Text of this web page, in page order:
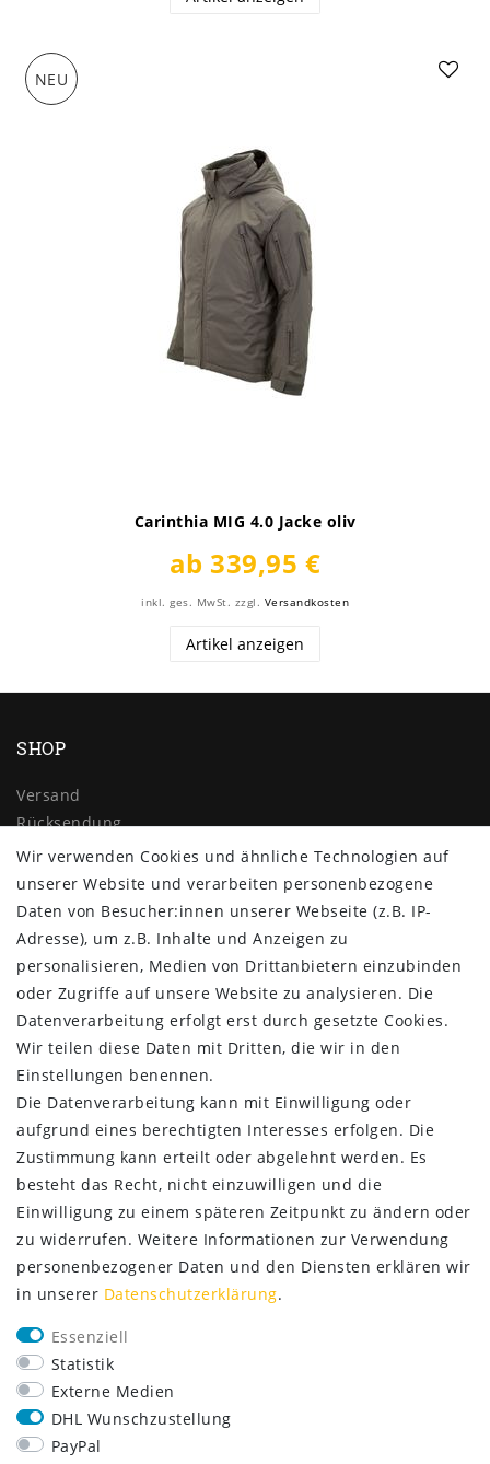
NEU
Carinthia MIG 4.0 Jacke oliv
ab 339,95 €
inkl. ges. MwSt. zzgl. Versandkosten
Artikel anzeigen
SHOP
Versand
Rücksendung
Widerrufs­recht
Impressum
Daten­schutz­erklärung
AGB
Kontakt
ZAHLUNG & VERSAND
SERVICE
Lieferung nur 2,95 €
Rücksendung kostenfrei
14 Tage Rückgaberecht
Kurze Lieferzeit
Wir verwenden Cookies und ähnliche Technologien auf
unserer Website und verarbeiten personenbezogene
Daten von Besucher:innen unserer Webseite (z.B. IP-
Adresse), um z.B. Inhalte und Anzeigen zu
personalisieren, Medien von Drittanbietern einzubinden
oder Zugriffe auf unsere Website zu analysieren. Die
Datenverarbeitung erfolgt erst durch gesetzte Cookies.
Wir teilen diese Daten mit Dritten, die wir in den
Einstellungen benennen.
Die Datenverarbeitung kann mit Einwilligung oder
aufgrund eines berechtigten Interesses erfolgen. Die
Zustimmung kann erteilt oder abgelehnt werden. Es
besteht das Recht, nicht einzuwilligen und die
Einwilligung zu einem späteren Zeitpunkt zu ändern oder
zu widerrufen. Weitere Informationen zur Verwendung
personenbezogener Daten und den Diensten erklären wir
in unserer Daten­schutz­erklärung.
Essenziell
Statistik
Externe Medien
DHL Wunschzustellung
PayPal